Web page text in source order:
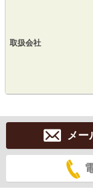
取扱会社
メー